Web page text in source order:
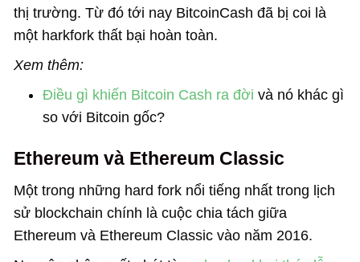
thị trường. Từ đó tới nay BitcoinCash đã bị coi là
một harkfork thất bại hoàn toàn.
Xem thêm:
Điều gì khiến Bitcoin Cash ra đời và nó khác gì
so với Bitcoin gốc?
Ethereum và Ethereum Classic
Một trong những hard fork nổi tiếng nhất trong lịch
sử blockchain chính là cuộc chia tách giữa
Ethereum và Ethereum Classic vào năm 2016.